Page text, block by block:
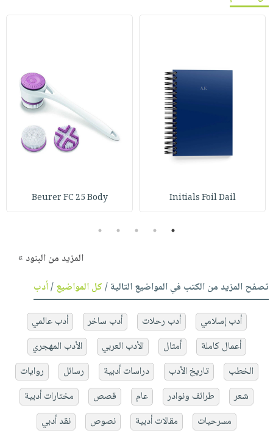
Initials Foil Dail
Beurer FC 25 Body
1
2
3
4
5
المزيد من البنود »
تصفح المزيد من الكتب في المواضيع التالية /كل المواضيع/أدب
أدب إسلامي أدب رحلات أدب ساخر
أدب عالمي
أعمال كاملة
أمثال الأدب العربي
الأدب المهجري
الخطب
تاريخ الأدب دراسات أدبية رسائل
روايات
شعر
طرائف ونوادر عام قصص
مختارات أدبية
مسرحيات
مقالات أدبية نصوص نقد أدبي